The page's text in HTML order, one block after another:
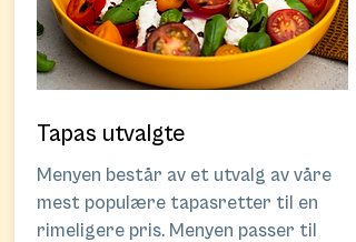
Tapas utvalgte
Menyen består av et utvalg av våre
mest populære tapasretter til en
rimeligere pris. Menyen passer til